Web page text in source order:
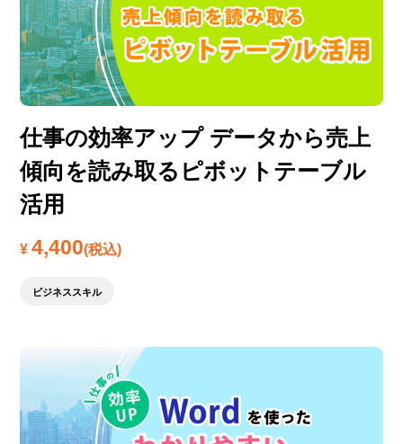
仕事の効率アップ データから売上
傾向を読み取るピボットテーブル
活用
¥4,400(税込)
ビジネススキル